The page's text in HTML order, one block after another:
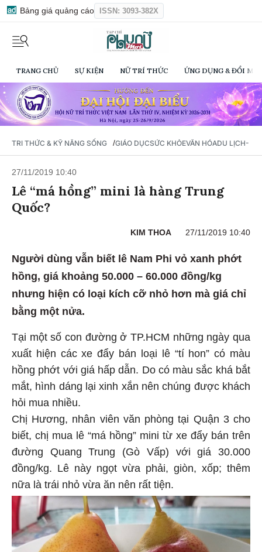
Bảng giá quảng cáo ISSN: 3093-382X
TRANG CHỦ SỰ KIỆN NỮ TRÍ THỨC ỨNG DỤNG & ĐỔI
TRI THỨC & KỸ NĂNG SỐNG /GIÁO DỤCSỨC KHỎEVĂN HÓADU LỊCH-
27/11/2019 10:40
Lê “má hồng” mini là hàng Trung
Quốc?
KIM THOA 27/11/2019 10:40
Người dùng vẫn biết lê Nam Phi vỏ xanh phớt
hồng, giá khoảng 50.000 – 60.000 đồng/kg
nhưng hiện có loại kích cỡ nhỏ hơn mà giá chỉ
bằng một nửa.
Tại một số con đường ở TP.HCM những ngày qua
xuất hiện các xe đẩy bán loại lê “tí hon” có màu
hồng phớt với giá hấp dẫn. Do có màu sắc khá bắt
mắt, hình dáng lại xinh xắn nên chúng được khách
hỏi mua nhiều.
Chị Hương, nhân viên văn phòng tại Quận 3 cho
biết, chị mua lê “má hồng” mini từ xe đẩy bán trên
đường Quang Trung (Gò Vấp) với giá 30.000
đồng/kg. Lê này ngọt vừa phải, giòn, xốp; thêm
nữa là trái nhỏ vừa ăn nên rất tiện.